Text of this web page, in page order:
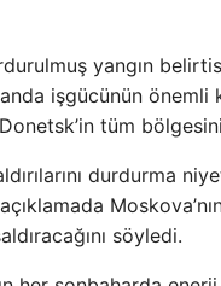
yangın
işgücünün önemli
tüm bölgesini
durdurma
söyledi.